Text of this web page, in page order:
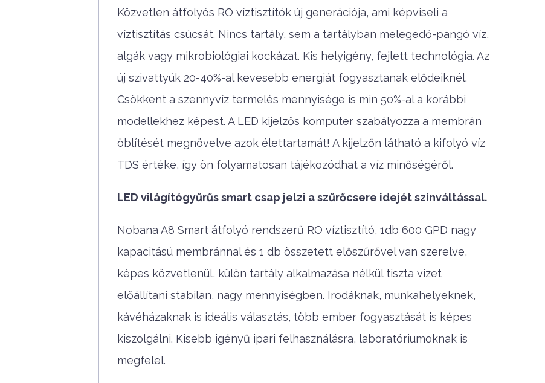
Közvetlen átfolyós RO víztisztítók új generációja, ami képviseli a
víztisztítás csúcsát. Nincs tartály, sem a tartályban melegedő-pangó víz,
algák vagy mikrobiológiai kockázat. Kis helyigény, fejlett technológia. Az
új szivattyúk 20-40%-al kevesebb energiát fogyasztanak elődeiknél.
Csökkent a szennyvíz termelés mennyisége is min 50%-al a korábbi
modellekhez képest. A LED kijelzős komputer szabályozza a membrán
öblítését megnövelve azok élettartamát! A kijelzőn látható a kifolyó víz
TDS értéke, így ön folyamatosan tájékozódhat a víz minőségéről.
LED világítógyűrűs smart csap jelzi a szűrőcsere idejét színváltással.
Nobana A8 Smart átfolyó rendszerű RO víztisztító, 1db 600 GPD nagy
kapacitású membránnal és 1 db összetett előszűrővel van szerelve,
képes közvetlenül, külön tartály alkalmazása nélkül tiszta vizet
előállítani stabilan, nagy mennyiségben. Irodáknak, munkahelyeknek,
kávéházaknak is ideális választás, több ember fogyasztását is képes
kiszolgálni. Kisebb igényű ipari felhasználásra, laboratóriumoknak is
megfelel.